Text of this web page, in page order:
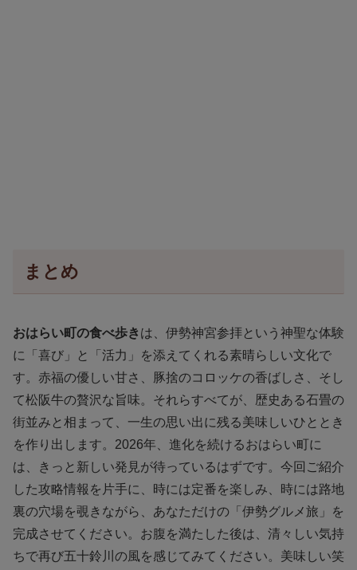
まとめ
おはらい町の食べ歩き は、伊勢神宮参拝という神聖な体験
に「喜び」と「活力」を添えてくれる素晴らしい文化で
す。赤福の優しい甘さ、豚捨のコロッケの香ばしさ、そし
て松阪牛の贅沢な旨味。それらすべてが、歴史ある石畳の
街並みと相まって、一生の思い出に残る美味しいひととき
を作り出します。2026年、進化を続けるおはらい町に
は、きっと新しい発見が待っているはずです。今回ご紹介
した攻略情報を片手に、時には定番を楽しみ、時には路地
裏の穴場を覗きながら、あなただけの「伊勢グルメ旅」を
完成させてください。お腹を満たした後は、清々しい気持
ちで再び五十鈴川の風を感じてみてください。美味しい笑